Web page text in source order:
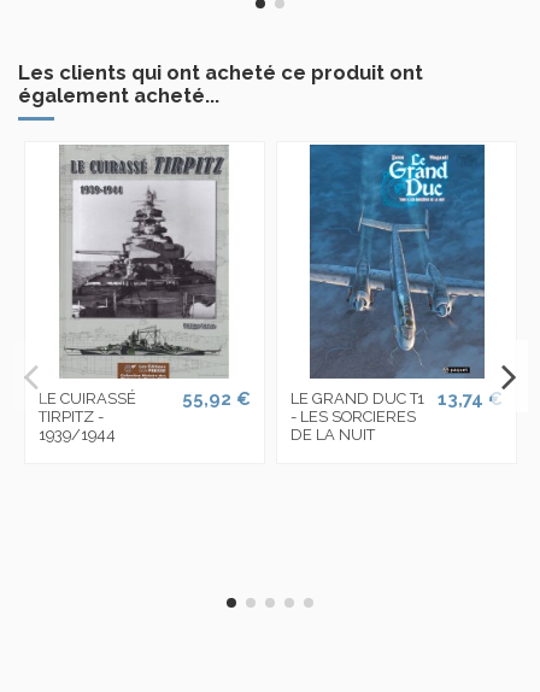
Les clients qui ont acheté ce produit ont
également acheté...
LE CUIRASSÉ
TIRPITZ -
1939/1944
55,92 €
LE GRAND DUC T1
- LES SORCIERES
DE LA NUIT
13,74 €